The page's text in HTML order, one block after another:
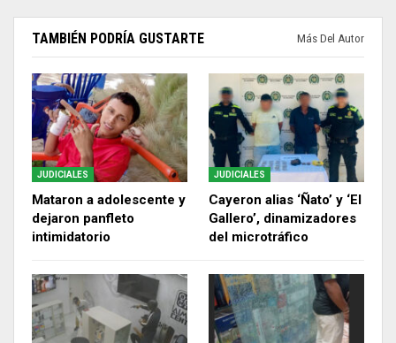
TAMBIÉN PODRÍA GUSTARTE Más Del Autor
JUDICIALES
Mataron a adolescente y
dejaron panfleto
intimidatorio
JUDICIALES
Cayeron alias ‘Ñato’ y ‘El
Gallero’, dinamizadores
del microtráfico